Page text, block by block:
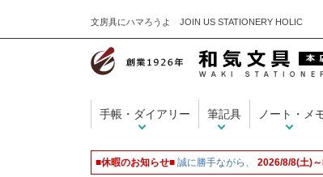
文房具にハマろうよ JOIN US STATIONERY HOLIC
手帳・ダイアリー 筆記具 ノート・メ
■休暇のお知らせ■ 誠に勝手ながら、 2026/8/8(土)